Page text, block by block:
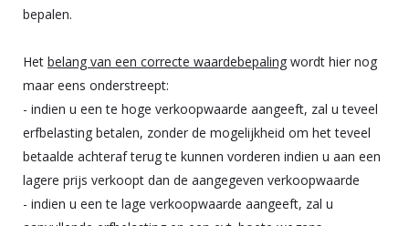
bepalen.
Het belang van een correcte waardebepaling wordt hier nog
maar eens onderstreept:
- indien u een te hoge verkoopwaarde aangeeft, zal u teveel
erfbelasting betalen, zonder de mogelijkheid om het teveel
betaalde achteraf terug te kunnen vorderen indien u aan een
lagere prijs verkoopt dan de aangegeven verkoopwaarde
- indien u een te lage verkoopwaarde aangeeft, zal u